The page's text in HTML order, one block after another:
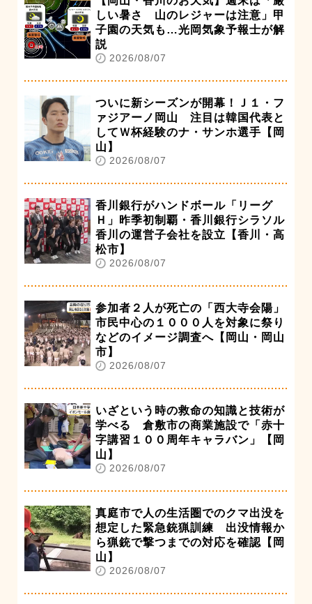
しい暑さ 山のレジャーは注意」甲
子園の天気も…光岡気象予報士が解
説
2026/08/07
ついに新シーズンが開幕！Ｊ１・フ
ァジアーノ岡山 注目は韓国代表と
してＷ杯経験のナ・サンホ選手【岡
山】
2026/08/07
香川銀行がハンドボール「リーグ
Ｈ」昨季初制覇・香川銀行シラソル
香川の運営子会社を設立【香川・高
松市】
2026/08/07
参加者２人が死亡の「西大寺会陽」
市民中心の１０００人を対象に祭り
などのイメージ調査へ【岡山・岡山
市】
2026/08/07
いざという時の救命の知識と技術が
学べる 倉敷市の商業施設で「赤十
字講習１００周年キャラバン」【岡
山】
2026/08/07
真庭市で人の生活圏でのクマ出没を
想定した緊急銃猟訓練 出没情報か
ら猟銃で撃つまでの対応を確認【岡
山】
2026/08/07